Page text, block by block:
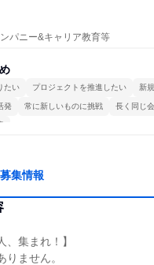
パニー&キャリア教育等
たい プロジェクトを推進したい 新
発 常に新しいものに挑戦 長く同じ
募集情報
、集まれ！】
りません。